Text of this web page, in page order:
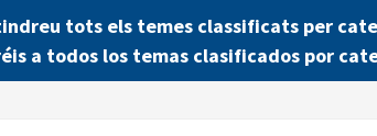
tots els temes classificats per
a todos los temas clasificados por